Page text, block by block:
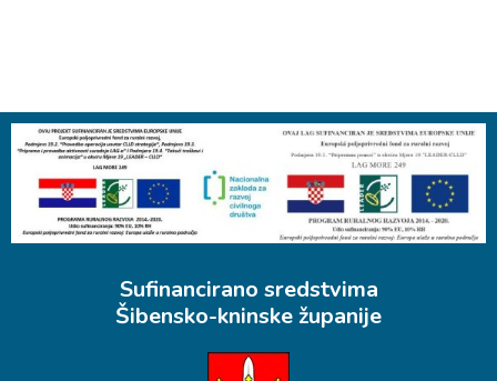
Sufinancirano sredstvima
Šibensko-kninske županije